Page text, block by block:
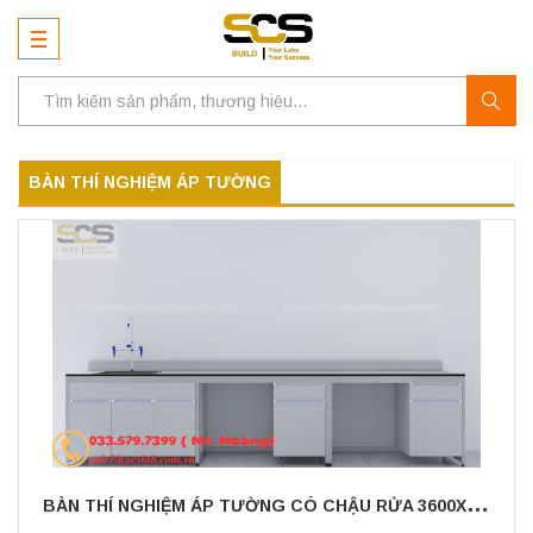
BÀN THÍ NGHIỆM ÁP TƯỜNG
B
ÀN THÍ NGHIỆM ÁP TƯỜNG CÓ CHẬU RỬA 3600X750X800MM